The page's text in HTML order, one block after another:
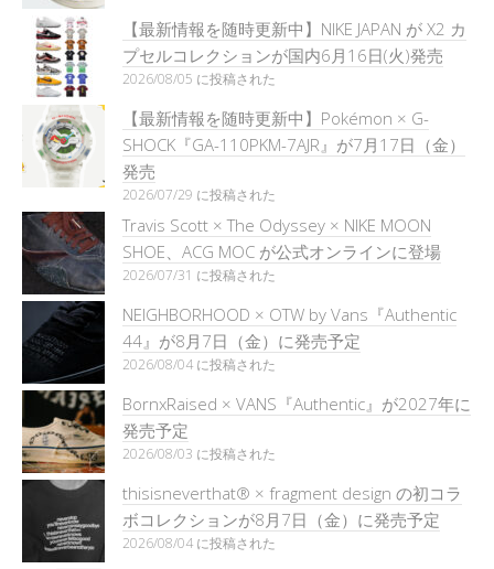
【最新情報を随時更新中】NIKE JAPAN が X2 カ
プセルコレクションが国内6月16日(火)発売
2026/08/05 に投稿された
【最新情報を随時更新中】Pokémon × G-
SHOCK『GA-110PKM-7AJR』が7月17日（金）
発売
2026/07/29 に投稿された
Travis Scott × The Odyssey × NIKE MOON
SHOE、ACG MOC が公式オンラインに登場
2026/07/31 に投稿された
NEIGHBORHOOD × OTW by Vans『Authentic
44』が8月7日（金）に発売予定
2026/08/04 に投稿された
BornxRaised × VANS『Authentic』が2027年に
発売予定
2026/08/03 に投稿された
thisisneverthat® × fragment design の初コラ
ボコレクションが8月7日（金）に発売予定
2026/08/04 に投稿された